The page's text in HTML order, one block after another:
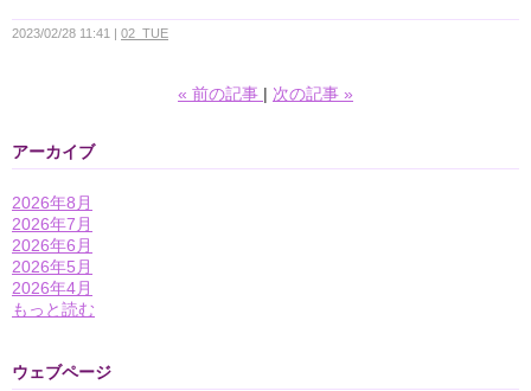
2023/02/28 11:41 02_TUE
« 前の記事 次の記事 »
アーカイブ
2026年8月
2026年7月
2026年6月
2026年5月
2026年4月
もっと読む
ウェブページ